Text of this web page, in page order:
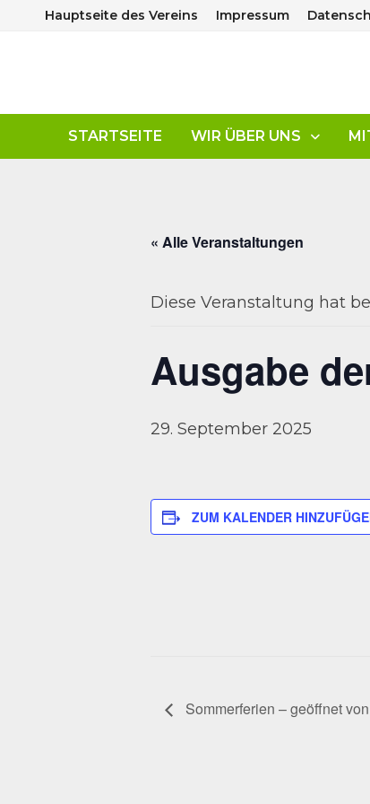
Hauptseite des Vereins Impressum
STARTSEITE WIR ÜBER UNS
« Alle Veranstaltungen
Diese Veranstaltung hat
Ausgabe
29. September 2025
ZUM KALENDER
Sommerferien – geöffnet